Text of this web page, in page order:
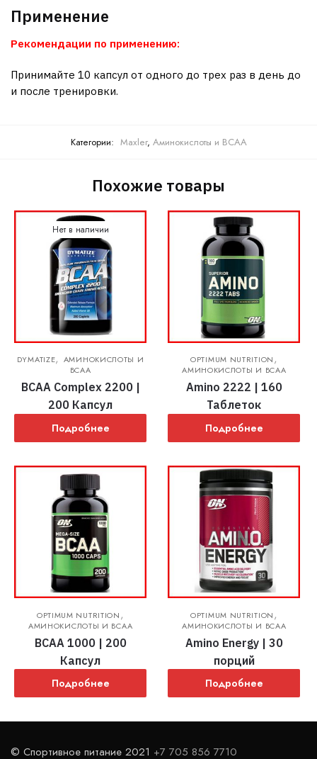
Применение
Рекомендации по применению:
Принимайте 10 капсул от одного до трех раз в день до
и после тренировки.
Категории: Maxler, Аминокислоты и BCAA
Похожие товары
Нет в наличии
DYMATIZE, АМИНОКИСЛОТЫ И
BCAA
BCAA Complex 2200 |
200 Капсул
Подробнее
OPTIMUM NUTRITION,
АМИНОКИСЛОТЫ И BCAA
Amino 2222 | 160
Таблеток
Подробнее
OPTIMUM NUTRITION,
АМИНОКИСЛОТЫ И BCAA
BCAA 1000 | 200
Капсул
Подробнее
OPTIMUM NUTRITION,
АМИНОКИСЛОТЫ И BCAA
Amino Energy | 30
порций
Подробнее
© Спортивное питание 2021 +7 705 856 7710